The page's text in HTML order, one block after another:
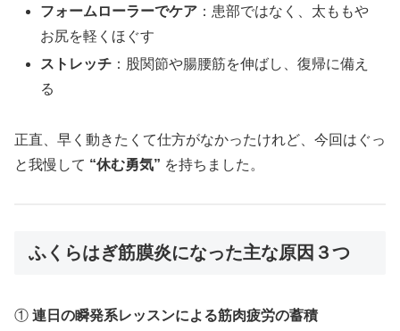
フォームローラーでケア ：患部ではなく、太ももや
お尻を軽くほぐす
ストレッチ ：股関節や腸腰筋を伸ばし、復帰に備え
る
正直、早く動きたくて仕方がなかったけれど、今回はぐっ
と我慢して “休む勇気” を持ちました。
ふくらはぎ筋膜炎になった主な原因３つ
① 連日の瞬発系レッスンによる筋肉疲労の蓄積